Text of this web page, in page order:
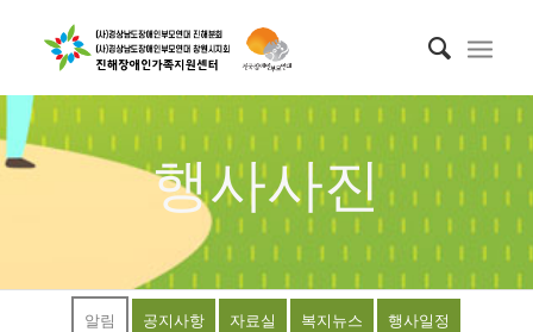
행사사진
알림 공지사항 자료실 복지뉴스 행사일정